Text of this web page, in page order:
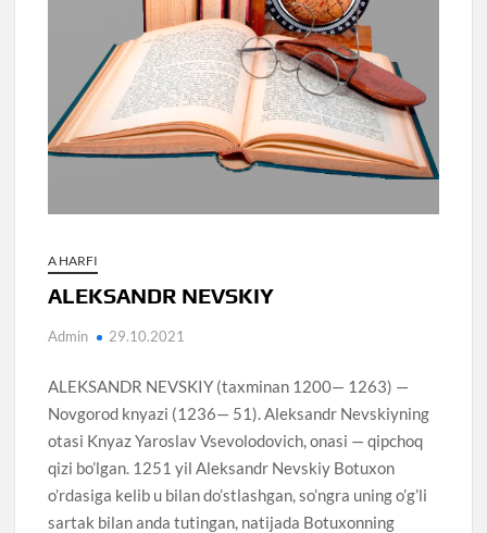
A HARFI
ALEKSANDR NEVSKIY
Admin 29.10.2021
ALEKSANDR NEVSKIY (taxminan 1200— 1263) —
Novgorod knyazi (1236— 51). Aleksandr Nevskiyning
otasi Knyaz Yaroslav Vsevolodovich, onasi — qipchoq
qizi bo’lgan. 1251 yil Aleksandr Nevskiy Botuxon
o’rdasiga kelib u bilan do’stlashgan, so’ngra uning o’g’li
sartak bilan anda tutingan, natijada Botuxonning